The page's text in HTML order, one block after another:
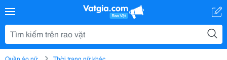
Quần áo nữ Thời trang nữ khác